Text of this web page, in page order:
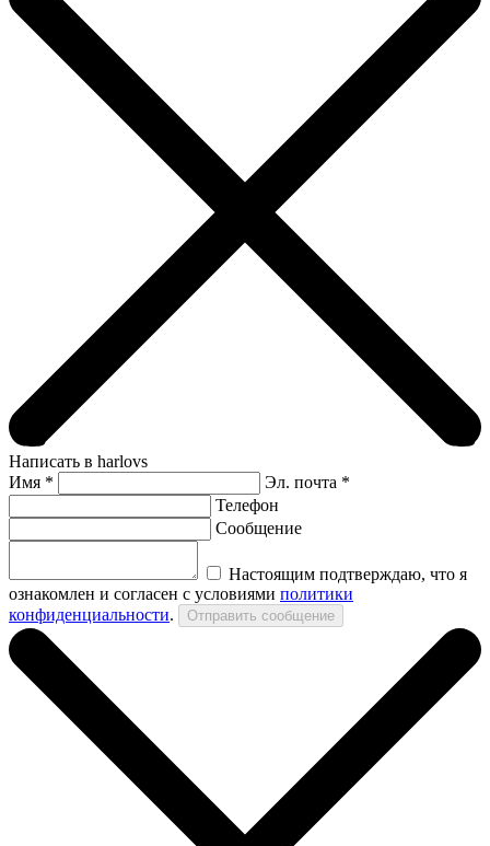
Написать в harlovs
Имя *
Эл. почта *
Телефон
Сообщение
Настоящим подтверждаю, что я
ознакомлен и согласен с условиями политики
конфиденциальности.